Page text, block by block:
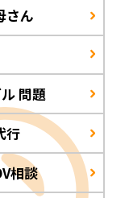
さん
問題
行
相談